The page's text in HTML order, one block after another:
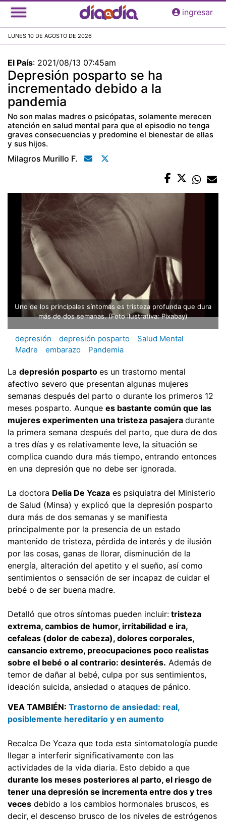
Pasar
al
principal
ingresar
LUNES 10 DE AGOSTO DE 2026
El País: 2021/08/13 07:45am
Depresión posparto se ha
incrementado debido a la
pandemia
No son malas madres o psicópatas, solamente merecen
atención en salud mental para que el episodio no tenga
graves consecuencias y predomine el bienestar de ellas
y sus hijos.
Milagros Murillo F.
Uno de los principales síntomas es tristeza profunda que dura
más de dos semanas. (Foto ilustrativa: Pixabay)
depresión depresión posparto
Salud Mental
Madre
embarazo Pandemia
La depresión posparto es un trastorno mental
afectivo severo que presentan algunas mujeres
semanas después del parto o durante los primeros 12
meses posparto. Aunque es bastante común que las
mujeres experimenten una tristeza pasajera durante
la primera semana después del parto, que dura de dos
a tres días y es relativamente leve, la situación se
complica cuando dura más tiempo, entrando entonces
en una depresión que no debe ser ignorada.
La doctora Delia De Ycaza es psiquiatra del Ministerio
de Salud (Minsa) y explicó que la depresión posparto
dura más de dos semanas y se manifiesta
principalmente por la presencia de un estado
mantenido de tristeza, pérdida de interés y de ilusión
por las cosas, ganas de llorar, disminución de la
energía, alteración del apetito y el sueño, así como
sentimientos o sensación de ser incapaz de cuidar el
bebé o de ser buena madre.
Detalló que otros síntomas pueden incluir: tristeza
extrema, cambios de humor, irritabilidad e ira,
cefaleas (dolor de cabeza), dolores corporales,
cansancio extremo, preocupaciones poco realistas
sobre el bebé o al contrario: desinterés. Además de
temor de dañar al bebé, culpa por sus sentimientos,
ideación suicida, ansiedad o ataques de pánico.
VEA TAMBIÉN: Trastorno de ansiedad: real,
posiblemente hereditario y en aumento
Recalca De Ycaza que toda esta sintomatología puede
llegar a interferir significativamente con las
actividades de la vida diaria. Esto debido a que
durante los meses posteriores al parto, el riesgo de
tener una depresión se incrementa entre dos y tres
veces debido a los cambios hormonales bruscos, es
decir, el descenso brusco de los niveles de estrógenos